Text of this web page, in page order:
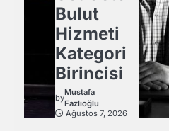
Bulut
Hizmeti
Kategori
Birincisi
by
Mustafa
Fazlıoğlu
Ağustos 7, 2026